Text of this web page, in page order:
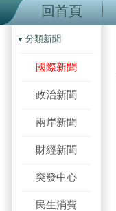
回首頁
分類新聞
國際新聞
政治新聞
兩岸新聞
財經新聞
突發中心
民生消費